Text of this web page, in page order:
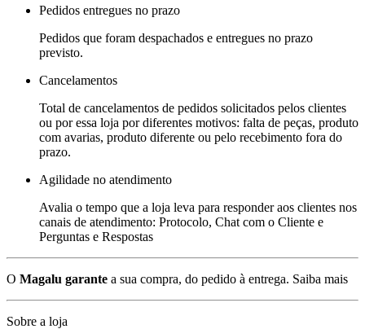
Pedidos entregues no prazo
Pedidos que foram despachados e entregues no prazo
previsto.
Cancelamentos
Total de cancelamentos de pedidos solicitados pelos clientes
ou por essa loja por diferentes motivos: falta de peças, produto
com avarias, produto diferente ou pelo recebimento fora do
prazo.
Agilidade no atendimento
Avalia o tempo que a loja leva para responder aos clientes nos
canais de atendimento: Protocolo, Chat com o Cliente e
Perguntas e Respostas
O Magalu garante a sua compra, do pedido à entrega. Saiba mais
Sobre a loja